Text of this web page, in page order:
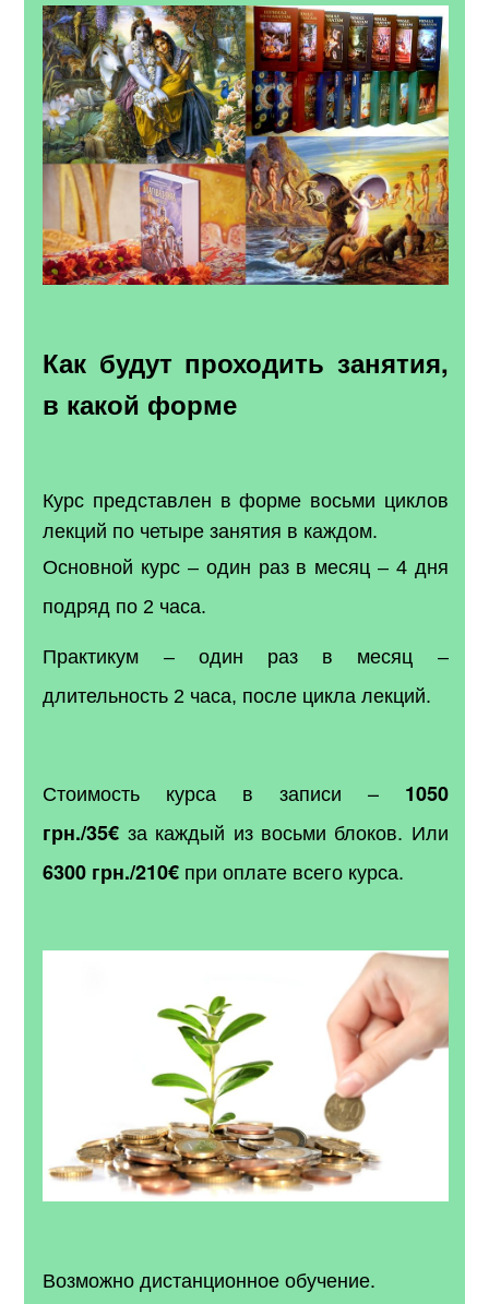
Как будут проходить занятия,
в какой форме
Курс представлен в форме восьми циклов
лекций по четыре занятия в каждом.
Основной курс – один раз в месяц – 4 дня
подряд по 2 часа.
Практикум – один раз в месяц –
длительность 2 часа, после цикла лекций.
Стоимость курса в записи –1050
грн./35€ за каждый из восьми блоков. Или
6300 грн./210€ при оплате всего курса.
Возможно дистанционное обучение.